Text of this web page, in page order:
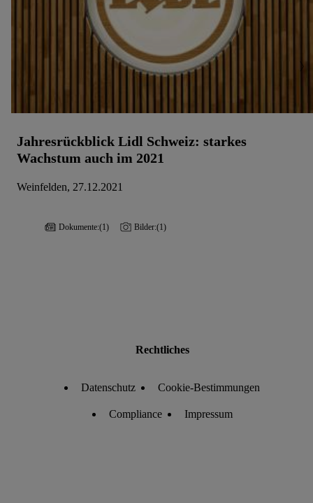
Jahresrückblick Lidl Schweiz: starkes
Wachstum auch im 2021
Weinfelden, 27.12.2021
Dokumente:(1) Bilder:(1)
Rechtliches
Datenschutz Cookie-Bestimmungen
Compliance Impressum
„Zustimmen“ stimmst du allen Verarbeitungen zu sämtlichen
vorgenannten Zwecken zu. Weitere Informationen, auch zur
Speicherdauer der Daten und zu deinem Recht, deine
Einwilligung jederzeit mit Wirkung für die Zukunft zu
widerrufen, findest du in unserenDatenschutzbestimmungen